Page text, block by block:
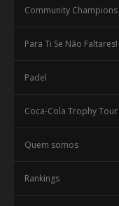
Community Champions
Para Ti Se Não Faltares!
Padel
Coca-Cola Trophy
Quem somos
Rankings